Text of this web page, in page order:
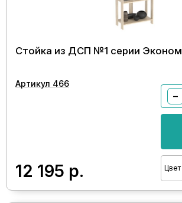
Стойка из ДСП №1 серии Эконом
Артикул 466
12 195 р.
−
Цвет